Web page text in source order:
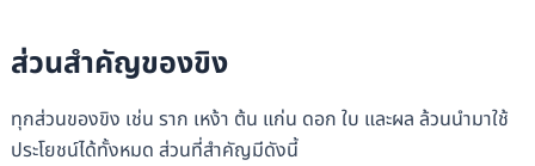
ส่วนสำคัญของขิง
ทุกส่วนของขิง เช่น ราก เหง้า ต้น แก่น ดอก ใบ และผล ล้วนนำมาใช้
ประโยชน์ได้ทั้งหมด ส่วนที่สำคัญมีดังนี้